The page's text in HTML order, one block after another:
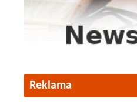
Reklama